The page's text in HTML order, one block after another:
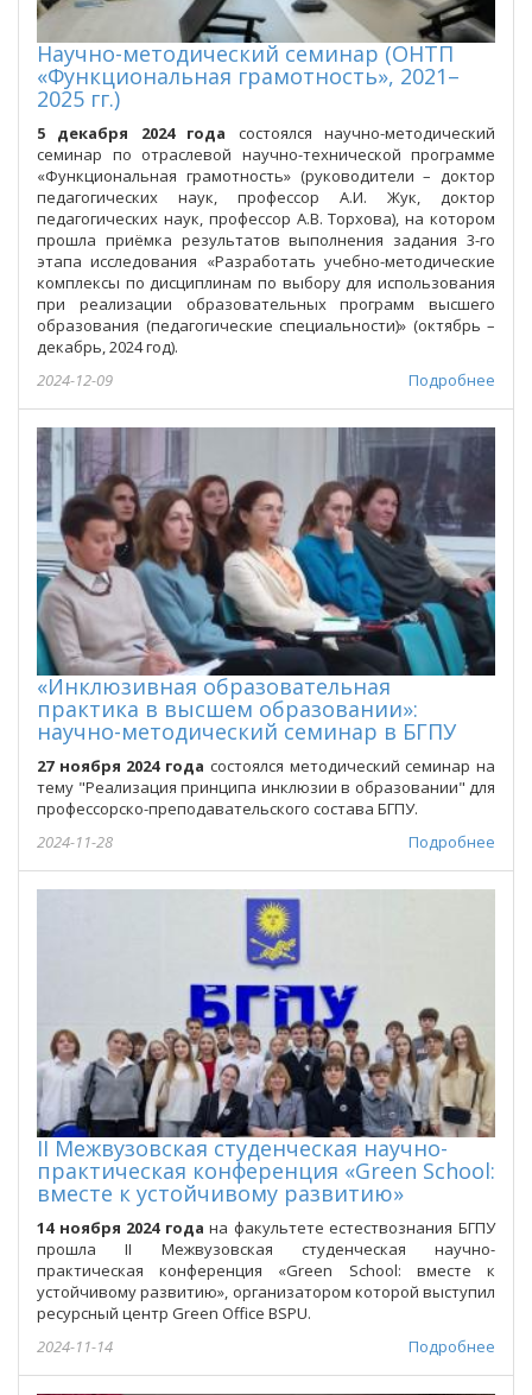
Научно-методический семинар (ОНТП
«Функциональная грамотность», 2021–
2025 гг.)
5 декабря 2024 года состоялся научно-методический
семинар по отраслевой научно-технической программе
«Функциональная грамотность» (руководители – доктор
педагогических наук, профессор А.И. Жук, доктор
педагогических наук, профессор А.В. Торхова), на котором
прошла приёмка результатов выполнения задания 3-го
этапа исследования «Разработать учебно-методические
комплексы по дисциплинам по выбору для использования
при реализации образовательных программ высшего
образования (педагогические специальности)» (октябрь –
декабрь, 2024 год).
Подробнее
2024-12-09
«Инклюзивная образовательная
практика в высшем образовании»:
научно-методический семинар в БГПУ
27 ноября 2024 года состоялся методический семинар на
тему "Реализация принципа инклюзии в образовании" для
профессорско-преподавательского состава БГПУ.
Подробнее
2024-11-28
II Межвузовская студенческая научно-
практическая конференция «Green School:
вместе к устойчивому развитию»
14 ноября 2024 года на факультете естествознания БГПУ
прошла II Межвузовская студенческая научно-
практическая конференция «Green School: вместе к
устойчивому развитию», организатором которой выступил
ресурсный центр Green Office BSPU.
Подробнее
2024-11-14